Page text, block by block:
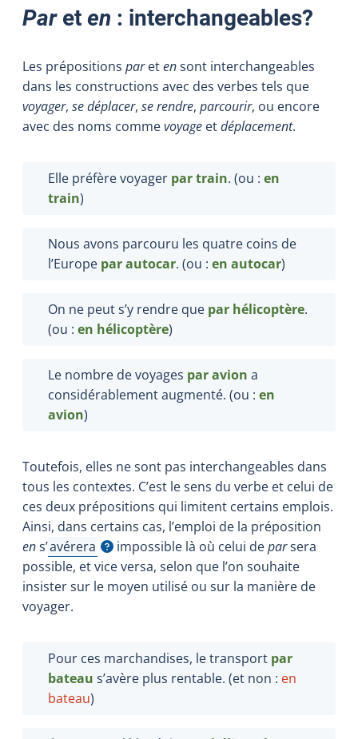
Paret en : interchangeables?
Les prépositions paretensont interchangeables
dans les constructions avec des verbes tels que
voyager, se déplacer, se rendre, parcourir, ou encore
avec des noms commevoyage etdéplacement.
Elle préfère voyager par train. (ou : en
train)
Nous avons parcouru les quatre coins de
l’Europe par autocar. (ou : en autocar)
On ne peut s’y rendre que par hélicoptère.
(ou : en hélicoptère)
Le nombre de voyages par avion a
considérablement augmenté. (ou : en
avion)
Toutefois, elles ne sont pas interchangeables dans
tous les contextes. C’est le sens du verbe et celui de
ces deux prépositions qui limitent certains emplois.
Ainsi, dans certains cas, l’emploi de la préposition
ens’avérera
Afficher l'infobulleimpossible là où celui deparsera
possible, et vice versa, selon que l’on souhaite
insister sur le moyen utilisé ou sur la manière de
voyager.
Pour ces marchandises, le transport par
bateau s’avère plus rentable. (et non : en
bateau)